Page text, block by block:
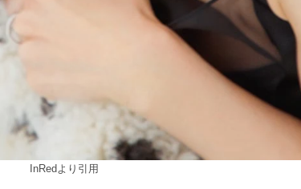
InRedより引用